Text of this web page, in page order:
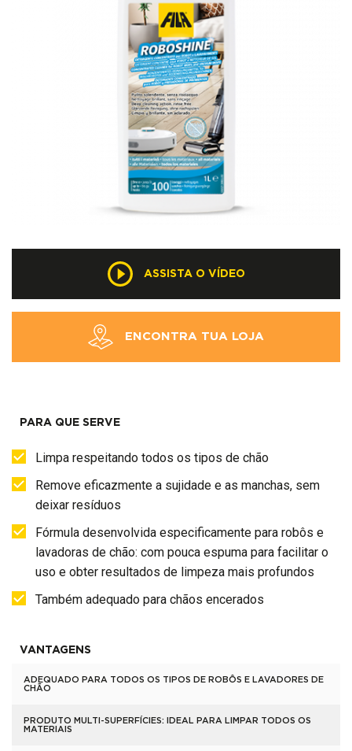
ASSISTA O VÍDEO
ENCONTRA TUA LOJA
PARA QUE SERVE
Limpa respeitando todos os tipos de chão
Remove eficazmente a sujidade e as manchas, sem
deixar resíduos
Fórmula desenvolvida especificamente para robôs e
lavadoras de chão: com pouca espuma para facilitar o
uso e obter resultados de limpeza mais profundos
Também adequado para chãos encerados
VANTAGENS
ADEQUADO PARA TODOS OS TIPOS DE ROBÔS E LAVADORES DE
CHÃO
PRODUTO MULTI-SUPERFÍCIES: IDEAL PARA LIMPAR TODOS OS
MATERIAIS